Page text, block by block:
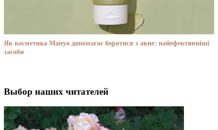
Як косметика Manyo допомагає боротися з акне: найефективніші
засоби
Выбор наших читателей